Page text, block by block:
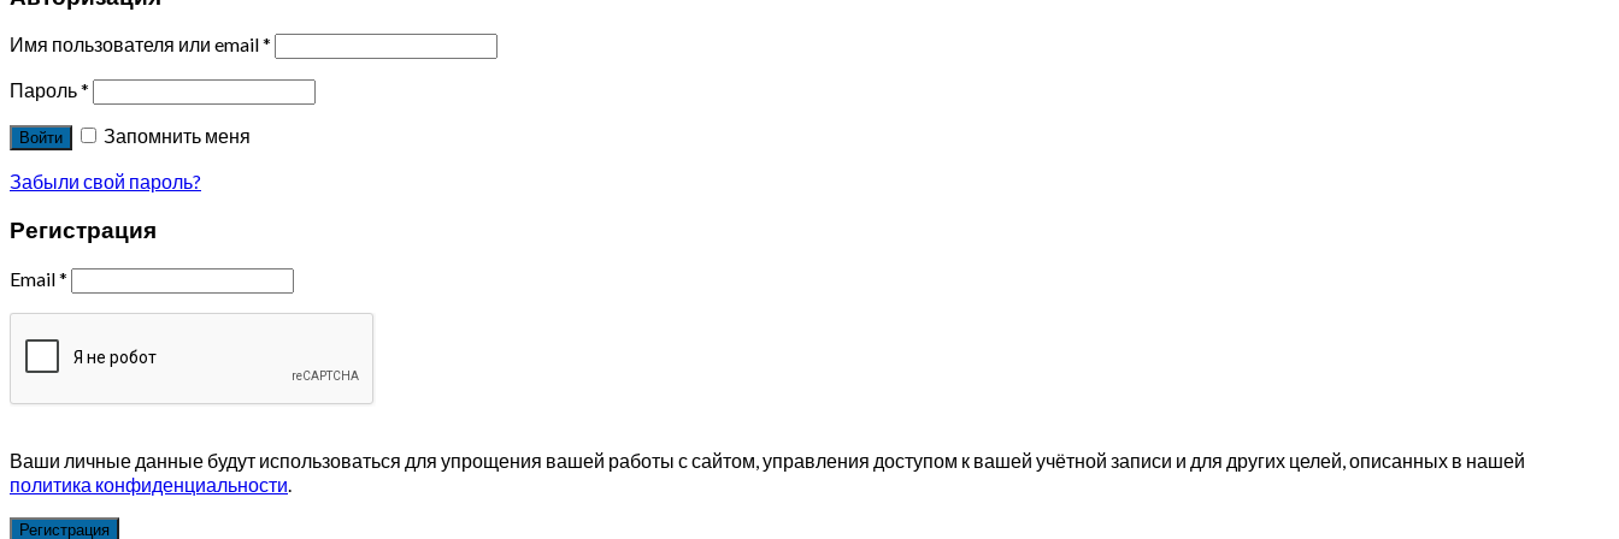
Имя пользователя или email*
Пароль*
Войти
Запомнить меня
Забыли свой пароль?
Регистрация
Email*
Ваши личные данные будут использоваться для упрощения вашей работы с сайтом, управления доступом к вашей учётной записи и для других целей, описанных в нашей
политика конфиденциальности
Регистрация